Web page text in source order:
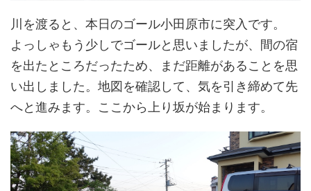
川を渡ると、本日のゴール小田原市に突入です。
よっしゃもう少しでゴールと思いましたが、間の宿
を出たところだったため、まだ距離があることを思
い出しました。地図を確認して、気を引き締めて先
へと進みます。ここから上り坂が始まります。